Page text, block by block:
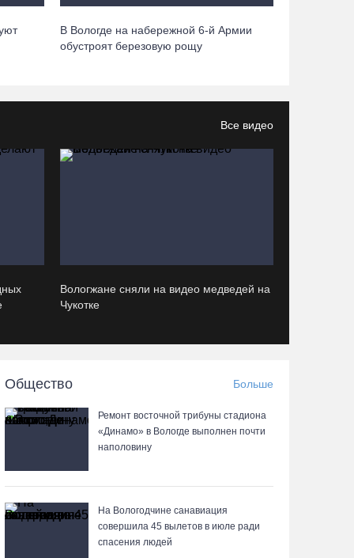
05.08.26 / 14:54
В Вологде две сестры из-за замены домофона
перевели мошенникам 3,5 млн рублей
Браконьеров из Ленобласти оштрафовали на
1,3 млн за вылов рыбы под Череповцом
килограммом наркотиков
В Вологде на набережной 6-й Армии
обустроят березовую рощу
Все видео
Вологжане сняли на видео медведей на
Чукотке
Общество Больше
Ремонт восточной трибуны стадиона
«Динамо» в Вологде выполнен почти
наполовину
На Вологодчине санавиация
совершила 45 вылетов в июле ради
спасения людей